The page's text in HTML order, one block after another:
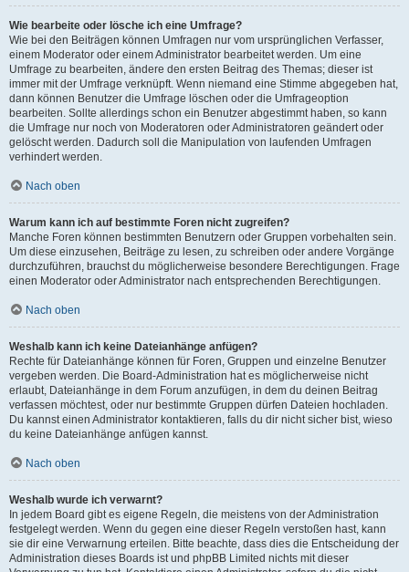
Wie bearbeite oder lösche ich eine Umfrage?
Wie bei den Beiträgen können Umfragen nur vom ursprünglichen Verfasser,
einem Moderator oder einem Administrator bearbeitet werden. Um eine
Umfrage zu bearbeiten, ändere den ersten Beitrag des Themas; dieser ist
immer mit der Umfrage verknüpft. Wenn niemand eine Stimme abgegeben hat,
dann können Benutzer die Umfrage löschen oder die Umfrageoption
bearbeiten. Sollte allerdings schon ein Benutzer abgestimmt haben, so kann
die Umfrage nur noch von Moderatoren oder Administratoren geändert oder
gelöscht werden. Dadurch soll die Manipulation von laufenden Umfragen
verhindert werden.
Nach oben
Warum kann ich auf bestimmte Foren nicht zugreifen?
Manche Foren können bestimmten Benutzern oder Gruppen vorbehalten sein.
Um diese einzusehen, Beiträge zu lesen, zu schreiben oder andere Vorgänge
durchzuführen, brauchst du möglicherweise besondere Berechtigungen. Frage
einen Moderator oder Administrator nach entsprechenden Berechtigungen.
Nach oben
Weshalb kann ich keine Dateianhänge anfügen?
Rechte für Dateianhänge können für Foren, Gruppen und einzelne Benutzer
vergeben werden. Die Board-Administration hat es möglicherweise nicht
erlaubt, Dateianhänge in dem Forum anzufügen, in dem du deinen Beitrag
verfassen möchtest, oder nur bestimmte Gruppen dürfen Dateien hochladen.
Du kannst einen Administrator kontaktieren, falls du dir nicht sicher bist, wieso
du keine Dateianhänge anfügen kannst.
Nach oben
Weshalb wurde ich verwarnt?
In jedem Board gibt es eigene Regeln, die meistens von der Administration
festgelegt werden. Wenn du gegen eine dieser Regeln verstoßen hast, kann
sie dir eine Verwarnung erteilen. Bitte beachte, dass dies die Entscheidung der
Administration dieses Boards ist und phpBB Limited nichts mit dieser